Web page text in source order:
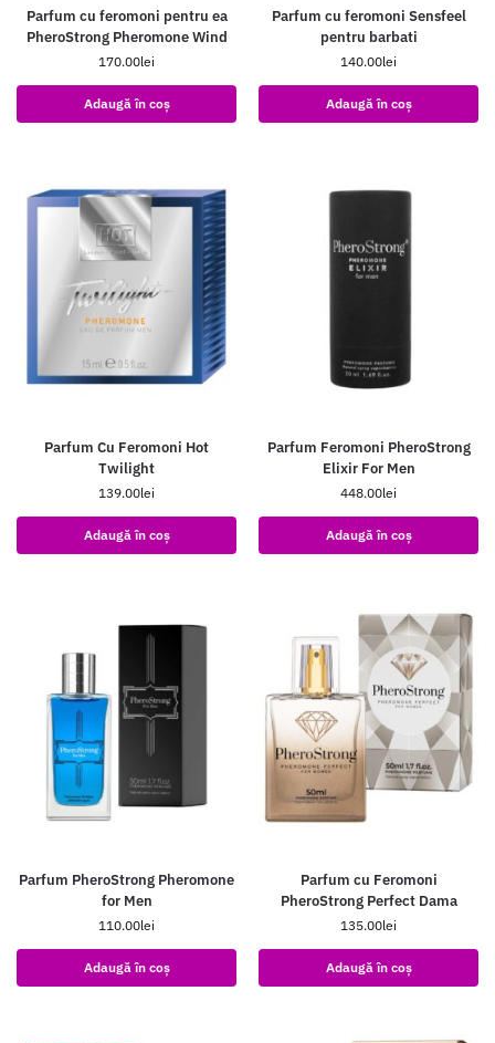
Parfum cu feromoni pentru ea
PheroStrong Pheromone Wind
170.00lei
Adaugă în coș
Parfum cu feromoni Sensfeel
pentru barbati
140.00lei
Adaugă în coș
Parfum Cu Feromoni Hot
Twilight
139.00lei
Adaugă în coș
Parfum Feromoni PheroStrong
Elixir For Men
448.00lei
Adaugă în coș
Parfum PheroStrong Pheromone
for Men
110.00lei
Adaugă în coș
Parfum cu Feromoni
PheroStrong Perfect Dama
135.00lei
Adaugă în coș